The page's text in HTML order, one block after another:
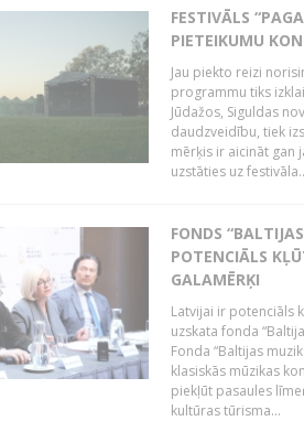
FESTIVĀLS
PIETEIKUMU
Jau piekto reizi
programmu tiks
Jūdažos, Siguldas
daudzveidību, tiek
mērķis ir aicināt gan
uzstāties uz
FONDS
POTENCIĀLS
GALAMĒRĶI
Latvijai ir potenciāls
uzskata fonda
Fonda “Baltijas
klasiskās mūzikas
piekļūt pasaules
kultūras tūrisma...